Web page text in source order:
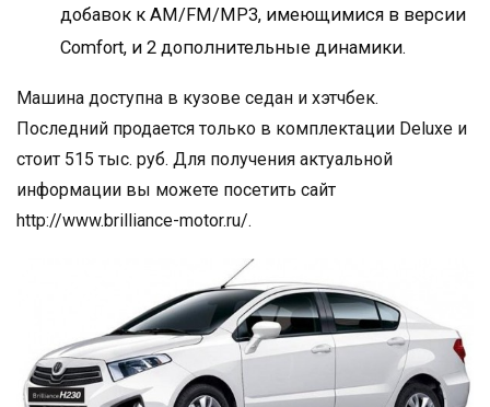
добавок к AM/FM/MP3, имеющимися в версии
Comfort, и 2 дополнительные динамики.
Машина доступна в кузове седан и хэтчбек.
Последний продается только в комплектации Deluxe и
стоит 515 тыс. руб. Для получения актуальной
информации вы можете посетить сайт
http://www.brilliance-motor.ru/.